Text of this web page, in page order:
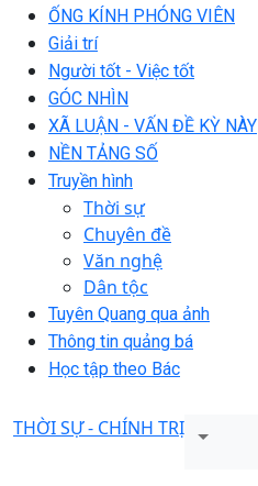
ỐNG KÍNH PHÓNG VIÊN
Giải trí
Người tốt - Việc tốt
GÓC NHÌN
XÃ LUẬN - VẤN ĐỀ KỲ NÀY
NỀN TẢNG SỐ
Truyền hình
Thời sự
Chuyên đề
Văn nghệ
Dân tộc
Tuyên Quang qua ảnh
Thông tin quảng bá
Học tập theo Bác
THỜI SỰ - CHÍNH TRỊ